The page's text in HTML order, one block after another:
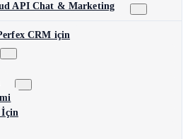
API Chat & Marketing
CRM için
İçin